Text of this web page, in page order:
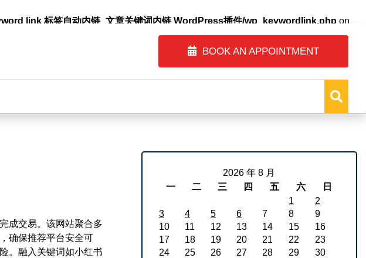
link 标签自动内链_文章关键词内链 WordPress插件/wp_keywordlink.php on
BOOK AN APPOINTMENT
成交易。该网站聚合多
确保推荐平台安全可
。融入关键词如小红书
2026 年 8 月
一
二 三 四 五 六
日
1
2
3
4 5 6 7 8
9
10
11 12 13 14 15
16
17
18 19 20 21 22
23
24
25 26 27 28 29
30